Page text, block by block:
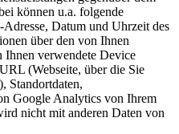
können u.a. folgende
Datum und Uhrzeit des
über den von Ihnen
Ihnen verwendete Device
(Webseite, über die Sie
Standortdaten,
Google Analytics von Ihrem
nicht mit anderen Daten von